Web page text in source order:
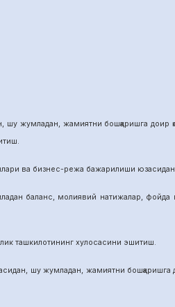
жамиятни бошқаришга доир
бизнес-режа бажарилиши юзасидан
молиявий натижалар, фойда
ташкилотининг хулосасини эшитиш.
шу жумладан, жамиятни бошқаришга